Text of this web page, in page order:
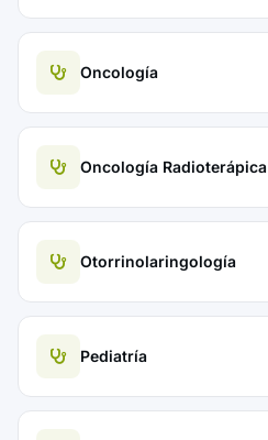
Oncología
Oncología Radioterápica
Otorrinolaringología
Pediatría